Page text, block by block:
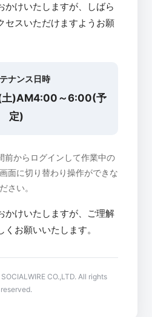
かけいたしますが、しばら
セスいただけますようお願
ナンス日時
)AM4:00～6:00(予
定)
前からログインして作業中の
面に切り替わり操作ができな
さい。
かけいたしますが、ご理解
お願いいたします。
CO.,LTD. All rights
reserved.